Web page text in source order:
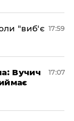
"виб'є 17:59
Вучич
17:07